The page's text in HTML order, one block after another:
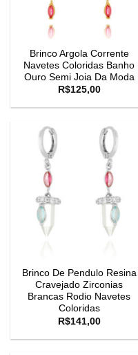
Brinco Argola Corrente
Navetes Coloridas Banho
Ouro Semi Joia Da Moda
R$125,00
Brinco De Pendulo Resina
Cravejado Zirconias
Brancas Rodio Navetes
Coloridas
R$141,00